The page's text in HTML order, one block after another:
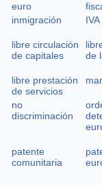
euro
inmigración
IVA
libre circulación
de capitales
de
libre prestación
de servicios
no
discriminación
patente
comunitaria